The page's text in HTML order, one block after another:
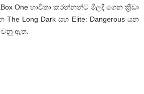
One භාවිතා කරන්නන්ට මිලදී ගෙන ක්‍රීඩා
Long Dark සහ Elite: Dangerous යන
ඇත.